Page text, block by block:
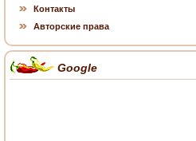
Контакты
Авторские права
Google